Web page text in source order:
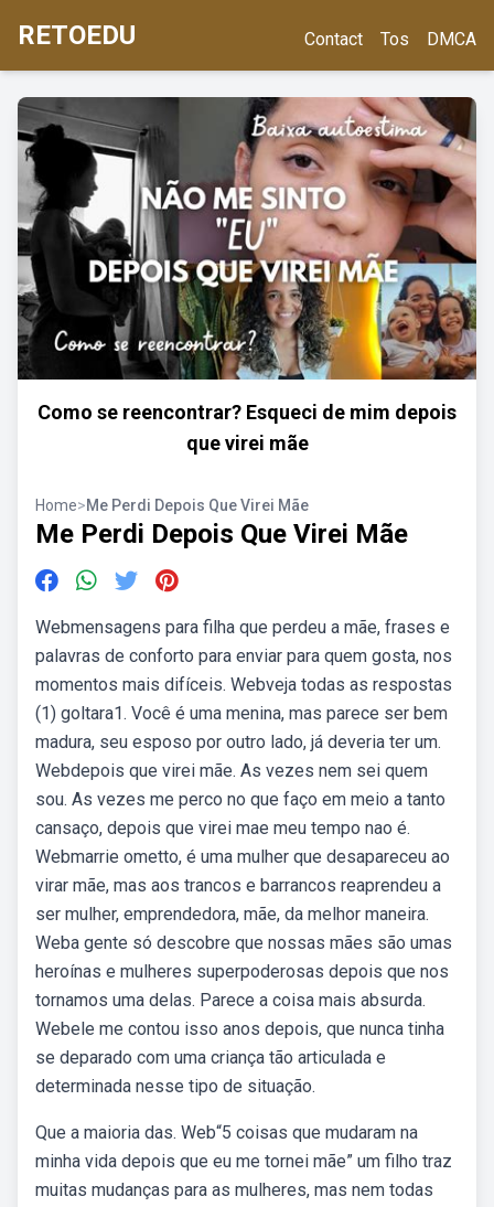
RETOEDU Contact Tos DMCA
Como se reencontrar? Esqueci de mim depois
que virei mãe
Home>Me Perdi Depois Que Virei Mãe
Me Perdi Depois Que Virei Mãe
Webmensagens para filha que perdeu a mãe, frases e
palavras de conforto para enviar para quem gosta, nos
momentos mais difíceis. Webveja todas as respostas
(1) goltara1. Você é uma menina, mas parece ser bem
madura, seu esposo por outro lado, já deveria ter um.
Webdepois que virei mãe. As vezes nem sei quem
sou. As vezes me perco no que faço em meio a tanto
cansaço, depois que virei mae meu tempo nao é.
Webmarrie ometto, é uma mulher que desapareceu ao
virar mãe, mas aos trancos e barrancos reaprendeu a
ser mulher, emprendedora, mãe, da melhor maneira.
Weba gente só descobre que nossas mães são umas
heroínas e mulheres superpoderosas depois que nos
tornamos uma delas. Parece a coisa mais absurda.
Webele me contou isso anos depois, que nunca tinha
se deparado com uma criança tão articulada e
determinada nesse tipo de situação.
Que a maioria das. Web“5 coisas que mudaram na
minha vida depois que eu me tornei mãe” um filho traz
muitas mudanças para as mulheres, mas nem todas